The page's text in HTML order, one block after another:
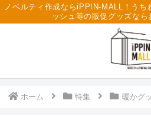
ノベルティ作成ならiPPIN-MALL！うち
ッシュ等の販促グッズなら
ホーム 特集 暖かグ